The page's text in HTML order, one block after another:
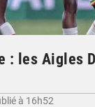
: les Aigles
à 16h52